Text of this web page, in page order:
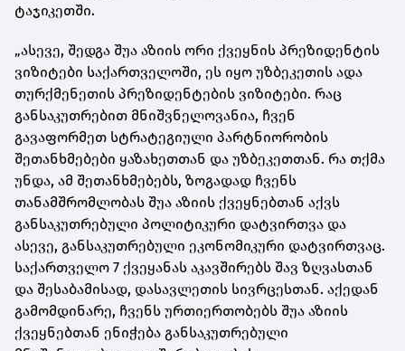
ტაჯიკეთში.
„ასევე, შედგა შუა აზიის ორი ქვეყნის პრეზიდენტის
ვიზიტები საქართველოში, ეს იყო უზბეკეთის ადა
თურქმენეთის პრეზიდენტების ვიზიტები. რაც
განსაკუთრებით მნიშვნელოვანია, ჩვენ
გავაფორმეთ სტრატეგიული პარტნიორობის
შეთანხმებები ყაზახეთთან და უზბეკეთთან. რა თქმა
უნდა, ამ შეთანხმებებს, ზოგადად ჩვენს
თანამშრომლობას შუა აზიის ქვეყნებთან აქვს
განსაკუთრებული პოლიტიკური დატვირთვა და
ასევე, განსაკუთრებული ეკონომიკური დატვირთვაც.
საქართველო 7 ქვეყანას აკავშირებს შავ ზღვასთან
და შესაბამისად, დასავლეთის სივრცესთან. აქედან
გამომდინარე, ჩვენს ურთიერთობებს შუა აზიის
ქვეყნებთან ენიჭება განსაკუთრებული